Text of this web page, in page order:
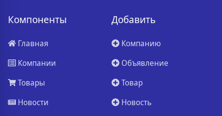
Компоненты
Главная
Компании
Товары
Новости
Добавить
Компанию
Объявление
Товар
Новость